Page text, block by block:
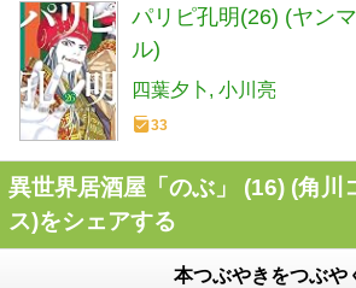
パリピ孔明(26) (ヤン
ル)
四葉夕卜 小川亮
33
異世界居酒屋「のぶ」 (16) (角川
ス)をシェアする
本つぶやきをつぶや